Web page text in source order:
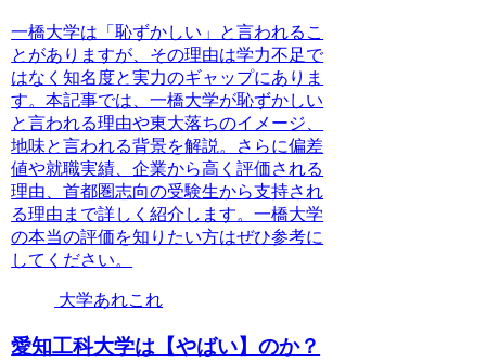
一橋大学は「恥ずかしい」と言われるこ
とがありますが、その理由は学力不足で
はなく知名度と実力のギャップにありま
す。本記事では、一橋大学が恥ずかしい
と言われる理由や東大落ちのイメージ、
地味と言われる背景を解説。さらに偏差
値や就職実績、企業から高く評価される
理由、首都圏志向の受験生から支持され
る理由まで詳しく紹介します。一橋大学
の本当の評価を知りたい方はぜひ参考に
してください。
大学あれこれ
愛知工科大学は【やばい】のか？